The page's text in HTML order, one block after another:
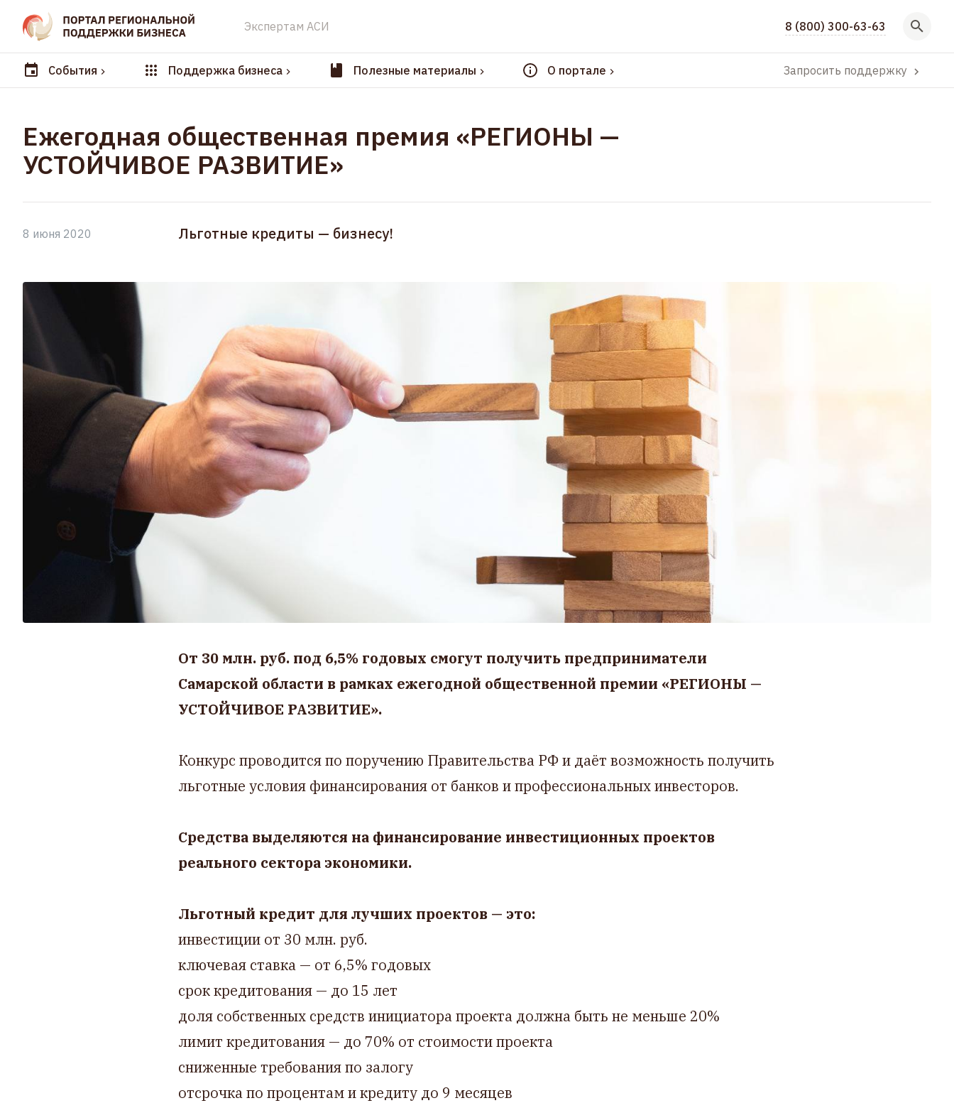
Экспертам АСИ 8 (800) 300-63-63
События Поддержка бизнеса Полезные материалы О портале Запросить поддержку
Ежегодная общественная премия «РЕГИОНЫ —
УСТОЙЧИВОЕ РАЗВИТИЕ»
8 июня 2020 Льготные кредиты — бизнесу!
От 30 млн. руб. под 6,5% годовых смогут получить предприниматели
Самарской области в рамках ежегодной общественной премии «РЕГИОНЫ —
УСТОЙЧИВОЕ РАЗВИТИЕ».
Конкурс проводится по поручению Правительства РФ и даёт возможность получить
льготные условия финансирования от банков и профессиональных инвесторов.
Средства выделяются на финансирование инвестиционных проектов
реального сектора экономики.
Льготный кредит для лучших проектов — это:
инвестиции от 30 млн. руб.
ключевая ставка — от 6,5% годовых
срок кредитования — до 15 лет
доля собственных средств инициатора проекта должна быть не меньше 20%
лимит кредитования — до 70% от стоимости проекта
сниженные требования по залогу
отсрочка по процентам и кредиту до 9 месяцев